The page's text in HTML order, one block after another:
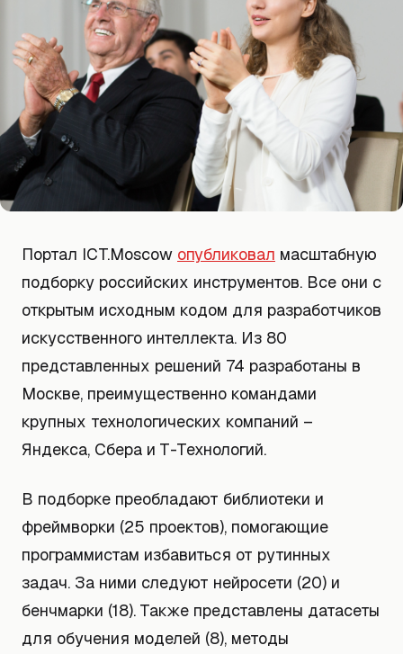
Портал ICT.Moscow опубликовал масштабную
подборку российских инструментов. Все они с
открытым исходным кодом для разработчиков
искусственного интеллекта. Из 80
представленных решений 74 разработаны в
Москве, преимущественно командами
крупных технологических компаний –
Яндекса, Сбера и Т-Технологий.
В подборке преобладают библиотеки и
фреймворки (25 проектов), помогающие
программистам избавиться от рутинных
задач. За ними следуют нейросети (20) и
бенчмарки (18). Также представлены датасеты
для обучения моделей (8), методы